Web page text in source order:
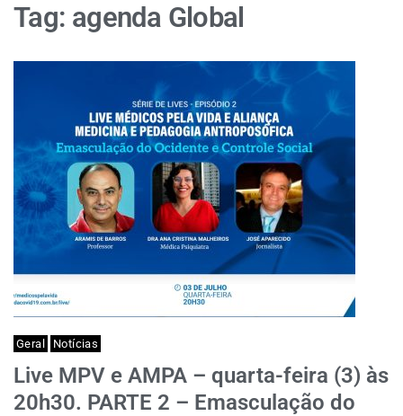
Tag: agenda Global
Geral Notícias
Live MPV e AMPA – quarta-feira (3) às
20h30. PARTE 2 – Emasculação do